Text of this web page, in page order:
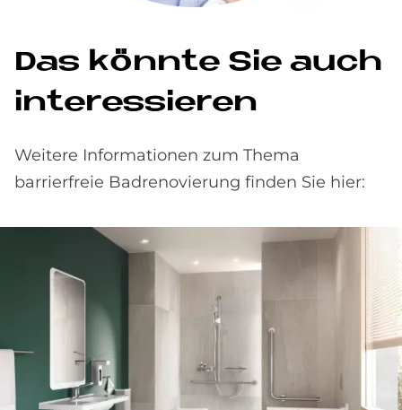
Das könn­te Sie auch
in­ter­es­sie­ren
Weitere Informationen zum Thema
barrierfreie Badrenovierung finden Sie hier: